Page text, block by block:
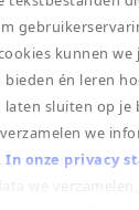
kunnen we
én leren
laten sluiten op
we
In onze privacy
zetten zich
het